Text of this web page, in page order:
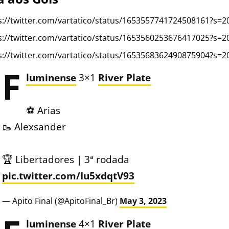
twitter.com/vartatico/status/
twitter.com/vartatico/status/
twitter.com/vartatico/status/
F luminense3×1 River Plate
⚽️ Arias
🥾 Alexsander
🏆 Libertadores | 3ª rodada
pic.twitter.com/Iu5xdqtV93
— Apito Final (@ApitoFinal_Br) May 3, 2023
luminense4×1 River Plate